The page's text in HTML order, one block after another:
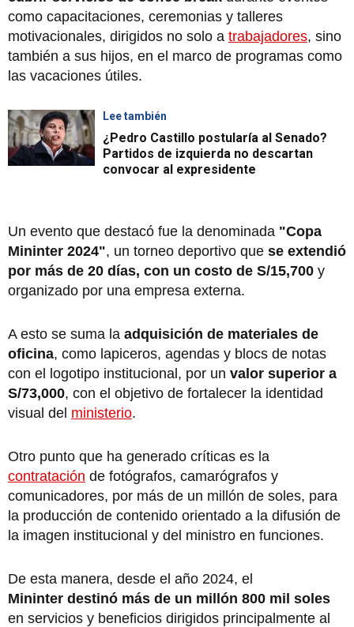
como capacitaciones, ceremonias y talleres
motivacionales, dirigidos no solo a trabajadores, sino
también a sus hijos, en el marco de programas como
las vacaciones útiles.
Lee también
¿Pedro Castillo postularía al Senado?
Partidos de izquierda no descartan
convocar al expresidente
Un evento que destacó fue la denominada "Copa
Mininter 2024", un torneo deportivo que se extendió
por más de 20 días, con un costo de S/15,700 y
organizado por una empresa externa.
A esto se suma la adquisición de materiales de
oficina, como lapiceros, agendas y blocs de notas
con el logotipo institucional, por un valor superior a
S/73,000, con el objetivo de fortalecer la identidad
visual del ministerio.
Otro punto que ha generado críticas es la
contratación de fotógrafos, camarógrafos y
comunicadores, por más de un millón de soles, para
la producción de contenido orientado a la difusión de
la imagen institucional y del ministro en funciones.
De esta manera, desde el año 2024, el
Mininter destinó más de un millón 800 mil soles
en servicios y beneficios dirigidos principalmente al